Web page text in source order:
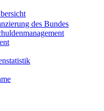
des Bundes